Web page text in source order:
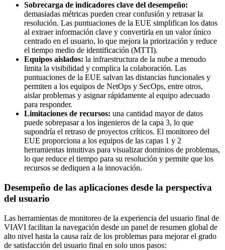
Sobrecarga de indicadores clave del desempeño:
demasiadas métricas pueden crear confusión y retrasar la
resolución. Las puntuaciones de la EUE simplifican los datos
al extraer información clave y convertirla en un valor único
centrado en el usuario, lo que mejora la priorización y reduce
el tiempo medio de identificación (MTTI).
Equipos aislados: la infraestructura de la nube a menudo
limita la visibilidad y complica la colaboración. Las
puntuaciones de la EUE salvan las distancias funcionales y
permiten a los equipos de NetOps y SecOps, entre otros,
aislar problemas y asignar rápidamente al equipo adecuado
para responder.
Limitaciones de recursos: una cantidad mayor de datos
puede sobrepasar a los ingenieros de la capa 3, lo que
supondría el retraso de proyectos críticos. El monitoreo del
EUE proporciona a los equipos de las capas 1 y 2
herramientas intuitivas para visualizar dominios de problemas,
lo que reduce el tiempo para su resolución y permite que los
recursos se dediquen a la innovación.
Desempeño de las aplicaciones desde la perspectiva
del usuario
Las herramientas de monitoreo de la experiencia del usuario final de
VIAVI facilitan la navegación desde un panel de resumen global de
alto nivel hasta la causa raíz de los problemas para mejorar el grado
de satisfacción del usuario final en solo unos pasos: